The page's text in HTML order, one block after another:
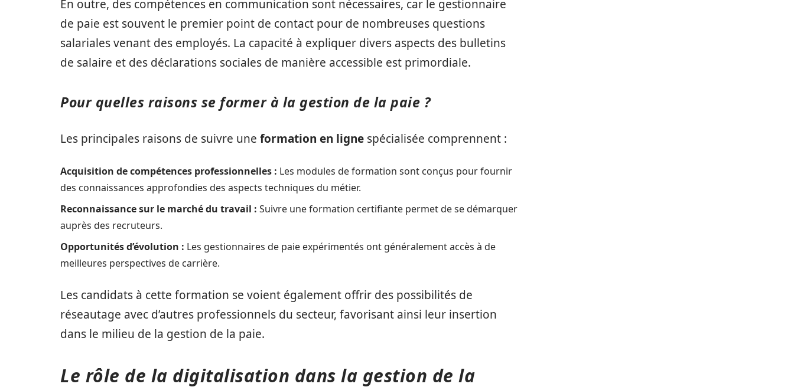
En outre, des compétences en communication sont nécessaires, car le gestionnaire
de paie est souvent le premier point de contact pour de nombreuses questions
salariales venant des employés. La capacité à expliquer divers aspects des bulletins
de salaire et des déclarations sociales de manière accessible est primordiale.
Pour quelles raisons se former à la gestion de la paie ?
Les principales raisons de suivre une formation en ligne spécialisée comprennent :
Acquisition de compétences professionnelles : Les modules de formation sont conçus pour fournir
des connaissances approfondies des aspects techniques du métier.
Reconnaissance sur le marché du travail : Suivre une formation certifiante permet de se démarquer
auprès des recruteurs.
Opportunités d’évolution : Les gestionnaires de paie expérimentés ont généralement accès à de
meilleures perspectives de carrière.
Les candidats à cette formation se voient également offrir des possibilités de
réseautage avec d’autres professionnels du secteur, favorisant ainsi leur insertion
dans le milieu de la gestion de la paie.
Le rôle de la digitalisation dans la gestion de la